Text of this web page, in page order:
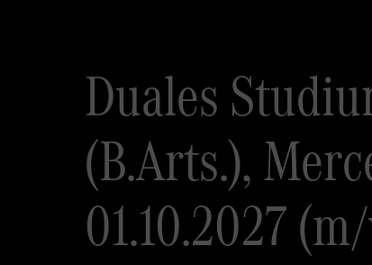
Duales
(B.Arts.),
01.10.2027